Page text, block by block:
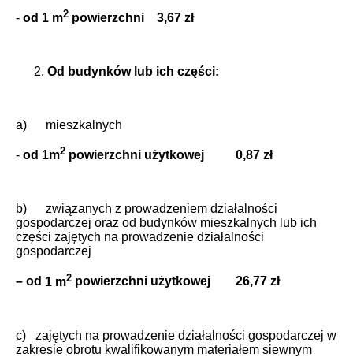
- od 1 m2 powierzchni 3,67 zł
Od budynków lub ich części:
a) mieszkalnych
- od 1m2 powierzchni użytkowej 0,87 zł
b) związanych z prowadzeniem działalności
gospodarczej oraz od budynków mieszkalnych lub ich
części zajętych na prowadzenie działalności
gospodarczej
– od 1 m2 powierzchni użytkowej 26,77 zł
c) zajętych na prowadzenie działalności gospodarczej w
zakresie obrotu kwalifikowanym materiałem siewnym